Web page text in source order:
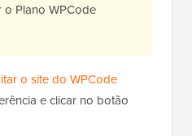
Plano WPCode
o site do WPCode
e clicar no botão